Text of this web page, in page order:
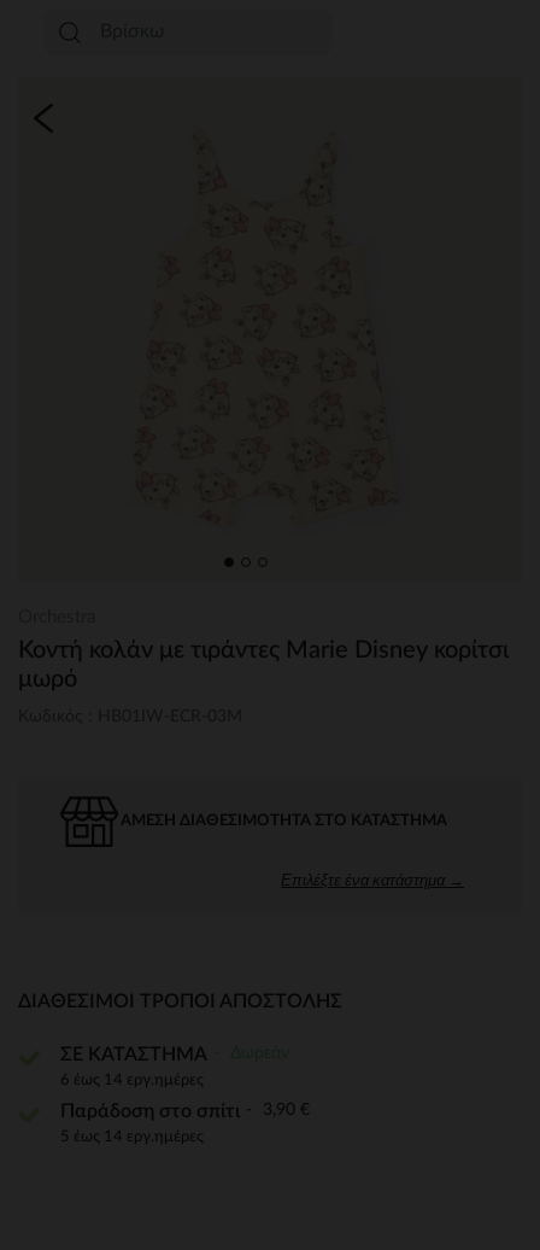
Κοντή κολάν με τιράντες Marie Disney κορίτσι
μωρό
ΆΜΕΣΗ ΔΙΑΘΕΣΙΜΌΤΗΤΑ ΣΤΟ ΚΑΤΆΣΤΗΜΑ
Επιλέξτε ένα κατάστημα →
ΔΙΑΘΈΣΙΜΟΙ ΤΡΌΠΟΙ ΑΠΟΣΤΟΛΉΣ
ΣΕ ΚΑΤΑΣΤΗΜΑ
6 έως 14 εργ.ημέρες
Παράδοση στο σπίτι 3,90 €
5 έως 14 εργ.ημέρες